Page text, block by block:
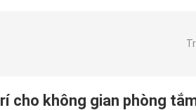
cho không gian phòng